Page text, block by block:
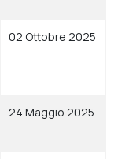
02 Ottobre 2025
24 Maggio 2025